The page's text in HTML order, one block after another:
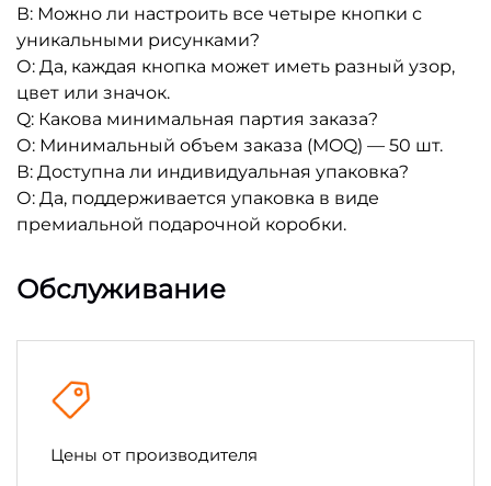
В: Можно ли настроить все четыре кнопки с
уникальными рисунками?
О: Да, каждая кнопка может иметь разный узор,
цвет или значок.
Q: Какова минимальная партия заказа?
О: Минимальный объем заказа (MOQ) — 50 шт.
В: Доступна ли индивидуальная упаковка?
О: Да, поддерживается упаковка в виде
премиальной подарочной коробки.
Обслуживание
Цены от производителя